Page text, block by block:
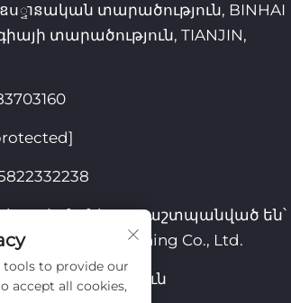
ս្ទានական տարածություն, BINHAI
տարածություն, TIANJIN,
իրավունքները պաշտպանված են՝
Realon Mining Co., Ltd.
tools to provide our
accept all cookies,